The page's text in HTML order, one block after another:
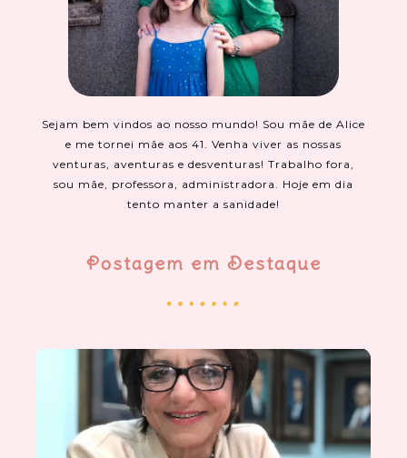
Sejam bem vindos ao nosso mundo! Sou mãe de Alice
e me tornei mãe aos 41. Venha viver as nossas
venturas, aventuras e desventuras! Trabalho fora,
sou mãe, professora, administradora. Hoje em dia
tento manter a sanidade!
Postagem em Destaque